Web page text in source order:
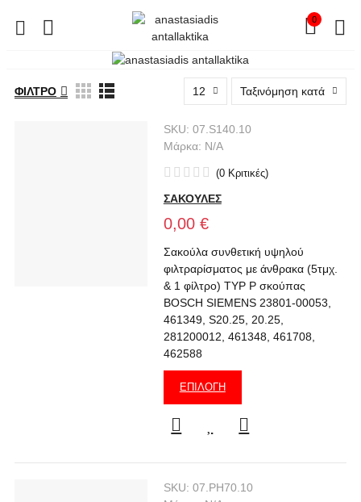
0
ΦΊΛΤΡΟ 12 Ταξινόμηση κατά
SKU: 07.S140.10
Μάρκα: N/A
(0Κριτικές)
ΣΑΚΟΥΛΕΣ
0,00 €
Σακούλα συνθετική υψηλού
φιλτραρίσματος με άνθρακα (5τμχ.
& 1 φίλτρο) TYP P σκούπας
BOSCH SIEMENS 23801-00053,
461349, S20.25, 20.25,
281200012, 461348, 461708,
462588
ΕΠΙΛΟΓΉ
SKU: 07.PH70.10